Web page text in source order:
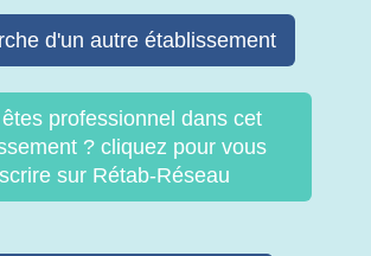
d'un autre établissement
professionnel dans cet
? cliquez pour vous
sur Rétab-Réseau